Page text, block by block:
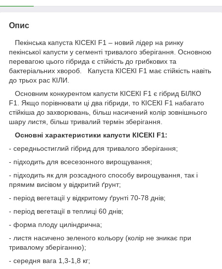
Опис
Пекінська капуста КІСЕКІ F1 – новий лідер на ринку
пекінської капусти у сегменті тривалого зберігання. Основною
перевагою цього гібрида є стійкість до грибкових та
бактеріальних хвороб. Капуста КІСЕКІ F1 має стійкість навіть
до трьох рас КІЛИ.
Основним конкурентом капусти КІСЕКІ F1 є гібрид БІЛКО
F1. Якщо порівнювати ці два гібриди, то КІСЕКІ F1 набагато
стійкіша до захворювань, більш насичений колір зовнішнього
шару листя, більш тривалий термін зберігання.
Основні характеристики капусти КІСЕКІ F1:
- середньостиглий гібрид для тривалого зберігання;
- підходить для всесезонного вирощування;
- підходить як для розсадного способу вирощування, так і
прямим висівом у відкритий ґрунт;
- період вегетації у відкритому ґрунті 70-78 днів;
- період вегетації в теплиці 60 днів;
- форма плоду циліндрична;
- листя насичено зеленого кольору (колір не зникає при
тривалому зберіганню);
- середня вага 1,3-1,8 кг;